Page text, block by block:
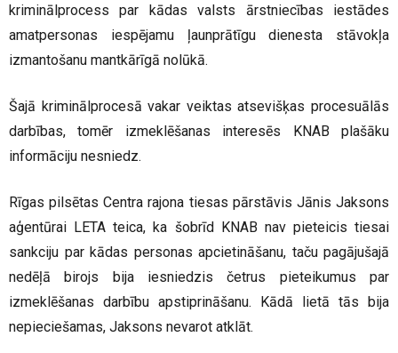
kriminālprocess par kādas valsts ārstniecības iestādes
amatpersonas iespējamu ļaunprātīgu dienesta stāvokļa
izmantošanu mantkārīgā nolūkā.
Šajā kriminālprocesā vakar veiktas atsevišķas procesuālās
darbības, tomēr izmeklēšanas interesēs KNAB plašāku
informāciju nesniedz.
Rīgas pilsētas Centra rajona tiesas pārstāvis Jānis Jaksons
aģentūrai LETA teica, ka šobrīd KNAB nav pieteicis tiesai
sankciju par kādas personas apcietināšanu, taču pagājušajā
nedēļā birojs bija iesniedzis četrus pieteikumus par
izmeklēšanas darbību apstiprināšanu. Kādā lietā tās bija
nepieciešamas, Jaksons nevarot atklāt.